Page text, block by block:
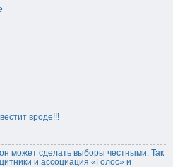
вроде!!!
может сделать выборы честными. Так
и ассоциация «Голос» и